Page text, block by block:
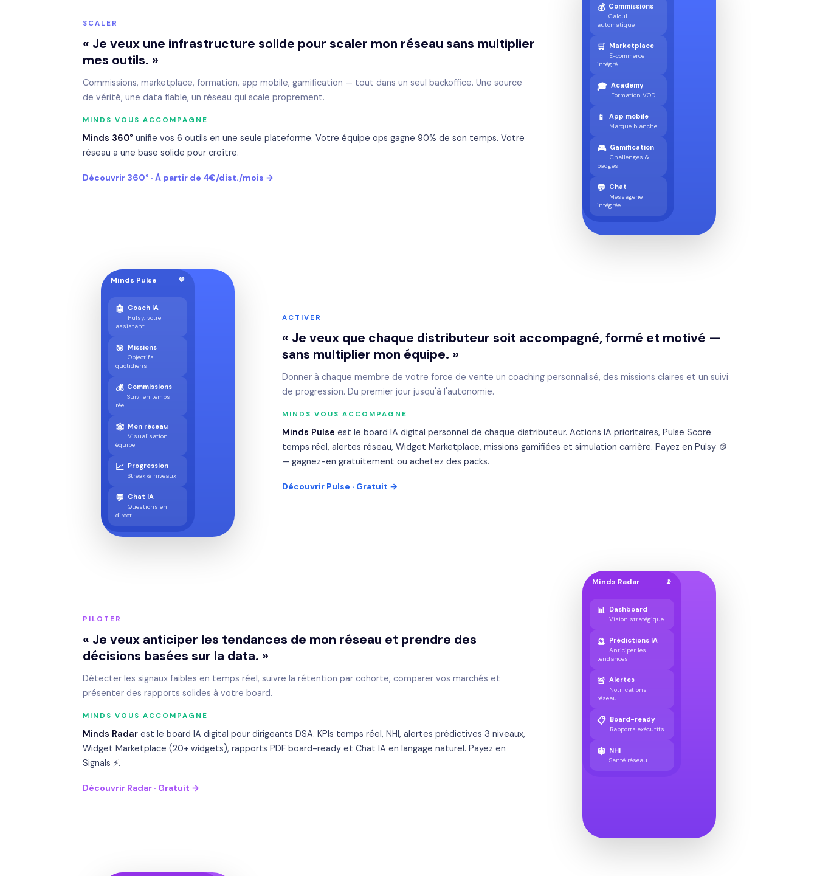
SCALER
« Je veux une infrastructure solide pour scaler mon réseau sans multiplier
mes outils. »
Commissions, marketplace, formation, app mobile, gamification — tout dans un seul backoffice. Une source
de vérité, une data fiable, un réseau qui scale proprement.
MINDS VOUS ACCOMPAGNE
Minds 360° unifie vos 6 outils en une seule plateforme. Votre équipe ops gagne 90% de son temps. Votre
réseau a une base solide pour croître.
Découvrir 360° · À partir de 4€/dist./mois →
💰 Commissions
Calcul
automatique
🛒 Marketplace
E-commerce
intégré
🎓 Academy
Formation VOD
📱 App mobile
Marque blanche
🎮 Gamification
Challenges &
badges
💬 Chat
Messagerie
intégrée
Minds Pulse 💙
🤖 Coach IA
Pulsy, votre
assistant
🎯 Missions
Objectifs
quotidiens
💰 Commissions
Suivi en temps
réel
🕸️ Mon réseau
Visualisation
équipe
📈 Progression
Streak & niveaux
💬 Chat IA
Questions en
direct
ACTIVER
« Je veux que chaque distributeur soit accompagné, formé et motivé —
sans multiplier mon équipe. »
Donner à chaque membre de votre force de vente un coaching personnalisé, des missions claires et un suivi
de progression. Du premier jour jusqu'à l'autonomie.
MINDS VOUS ACCOMPAGNE
Minds Pulse est le board IA digital personnel de chaque distributeur. Actions IA prioritaires, Pulse Score
temps réel, alertes réseau, Widget Marketplace, missions gamifiées et simulation carrière. Payez en Pulsy 🪙
— gagnez-en gratuitement ou achetez des packs.
Découvrir Pulse · Gratuit →
PILOTER
« Je veux anticiper les tendances de mon réseau et prendre des
décisions basées sur la data. »
Détecter les signaux faibles en temps réel, suivre la rétention par cohorte, comparer vos marchés et
présenter des rapports solides à votre board.
MINDS VOUS ACCOMPAGNE
Minds Radar est le board IA digital pour dirigeants DSA. KPIs temps réel, NHI, alertes prédictives 3 niveaux,
Widget Marketplace (20+ widgets), rapports PDF board-ready et Chat IA en langage naturel. Payez en
Signals ⚡.
Découvrir Radar · Gratuit →
Minds Radar 📡
📊 Dashboard
Vision stratégique
🔮 Prédictions IA
Anticiper les
tendances
🚨 Alertes
Notifications
réseau
📋 Board-ready
Rapports exécutifs
🕸️ NHI
Santé réseau